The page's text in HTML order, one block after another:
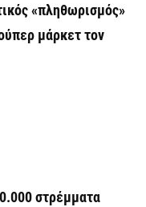
«πληθωρισμός»
μάρκετ τον
στρέμματα